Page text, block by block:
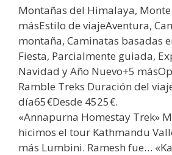
Montañas del Himalaya,
másEstilo de viajeAventura,
montaña, Caminatas basadas
Fiesta, Parcialmente guiada,
Navidad y Año Nuevo+5
Ramble Treks Duración del
día65€Desde 4525€.
«Annapurna Homestay Trek»
hicimos el tour Kathmandu
más Lumbini. Ramesh fue…